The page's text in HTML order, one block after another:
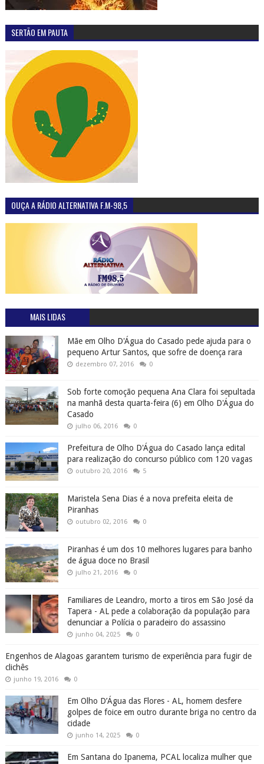
SERTÃO EM PAUTA
OUÇA A RÁDIO ALTERNATIVA F.M-98,5
MAIS LIDAS
Mãe em Olho D'Água do Casado pede ajuda para o
pequeno Artur Santos, que sofre de doença rara
dezembro 07, 2016 0
Sob forte comoção pequena Ana Clara foi sepultada
na manhã desta quarta-feira (6) em Olho D'Água do
Casado
julho 06, 2016 0
Prefeitura de Olho D'Água do Casado lança edital
para realização do concurso público com 120 vagas
outubro 20, 2016 5
Maristela Sena Dias é a nova prefeita eleita de
Piranhas
outubro 02, 2016 0
Piranhas é um dos 10 melhores lugares para banho
de água doce no Brasil
julho 21, 2016 0
Familiares de Leandro, morto a tiros em São José da
Tapera - AL pede a colaboração da população para
denunciar a Polícia o paradeiro do assassino
junho 04, 2025 0
Engenhos de Alagoas garantem turismo de experiência para fugir de
clichês
junho 19, 2016 0
Em Olho D’Água das Flores - AL, homem desfere
golpes de foice em outro durante briga no centro da
cidade
junho 14, 2025 0
Em Santana do Ipanema, PCAL localiza mulher que